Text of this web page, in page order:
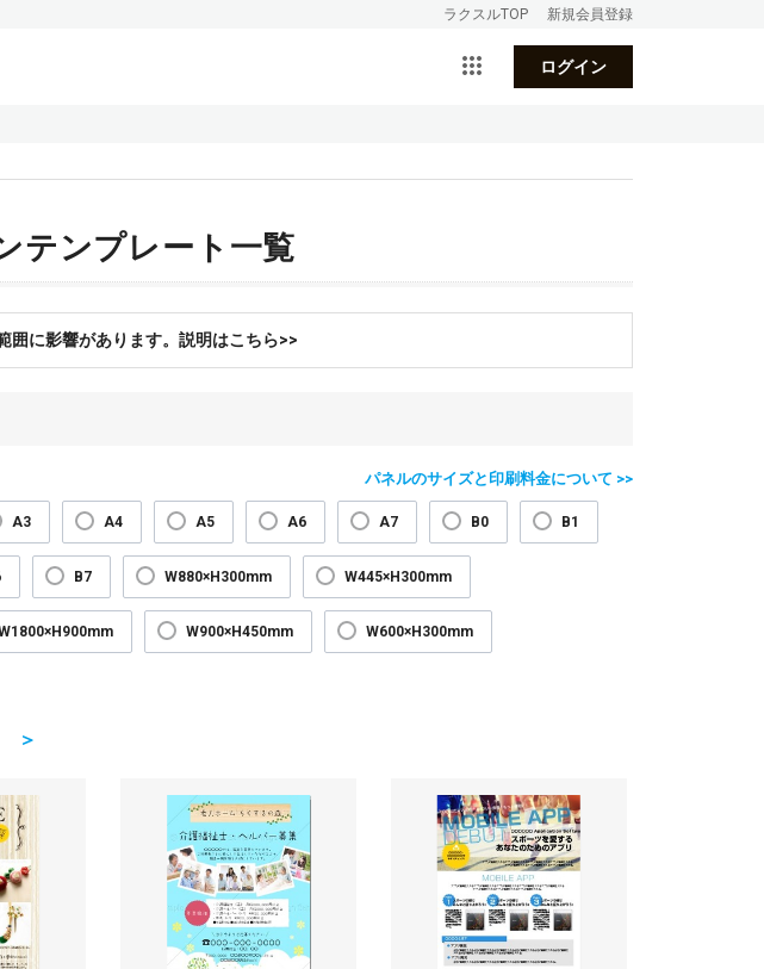
ラクスルTOP 新規会員登録
ログイン
テンプレート一覧
囲に影響があります。説明はこちら>>
パネルのサイズと印刷料金について >>
A3 A4 A5 A6 A7 B0 B1
B7 W880×H300mm W445×H300mm
W900×H450mm W600×H300mm
＞